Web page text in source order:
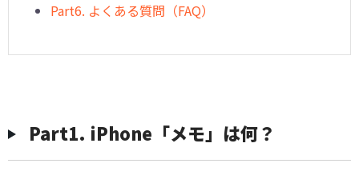
Part6. よくある質問（FAQ）
︎Part1. iPhone「メモ」は何？